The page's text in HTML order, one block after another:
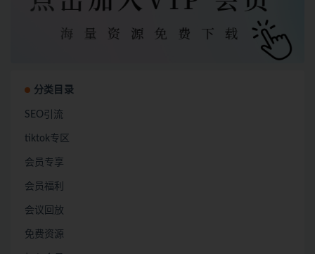
分类目录
SEO引流
tiktok专区
会员专享
会员福利
会议回放
免费资源